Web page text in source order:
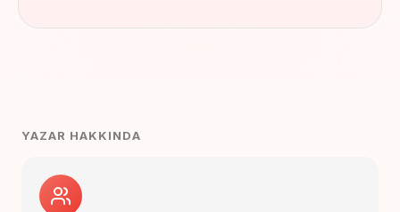
YAZAR HAKKINDA